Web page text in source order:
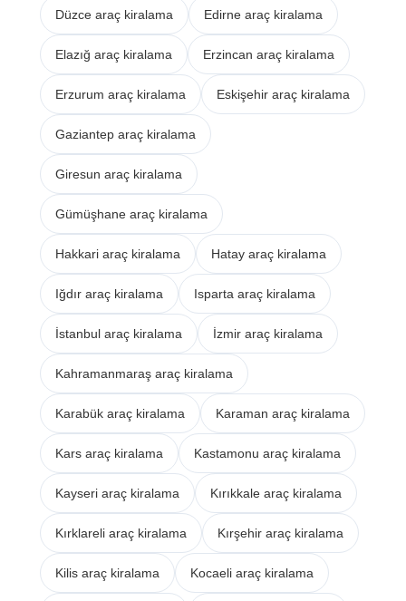
Düzce araç kiralama Edirne araç kiralama
Elazığ araç kiralama Erzincan araç kiralama
Erzurum araç kiralama Eskişehir araç kiralama
Gaziantep araç kiralama
Giresun araç kiralama
Gümüşhane araç kiralama
Hakkari araç kiralama Hatay araç kiralama
Iğdır araç kiralama Isparta araç kiralama
İstanbul araç kiralama İzmir araç kiralama
Kahramanmaraş araç kiralama
Karabük araç kiralama Karaman araç kiralama
Kars araç kiralama Kastamonu araç kiralama
Kayseri araç kiralama Kırıkkale araç kiralama
Kırklareli araç kiralama Kırşehir araç kiralama
Kilis araç kiralama Kocaeli araç kiralama